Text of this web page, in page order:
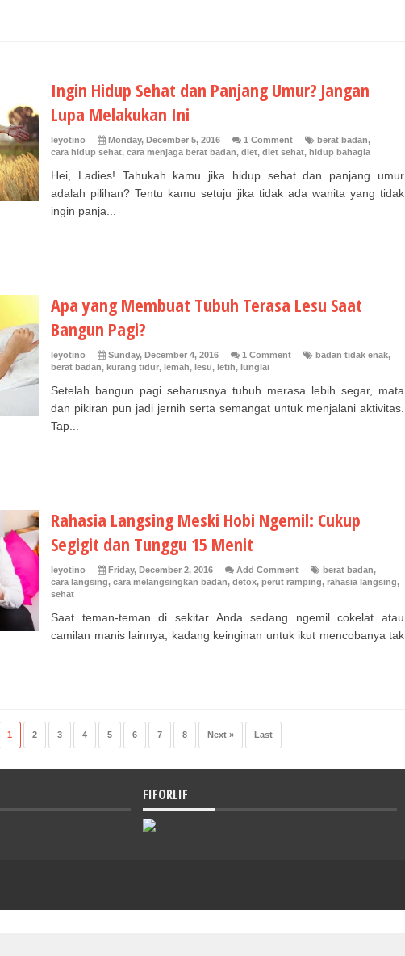
Ingin Hidup Sehat dan Panjang Umur? Jangan
Lupa Melakukan Ini
leyotino Monday, December 5, 2016 1 Comment berat badan,
cara hidup sehat, cara menjaga berat badan, diet, diet sehat, hidup bahagia
Hei, Ladies! Tahukah kamu jika hidup sehat dan panjang umur
adalah pilihan? Tentu kamu setuju jika tidak ada wanita yang tidak
ingin panja...
Apa yang Membuat Tubuh Terasa Lesu Saat
Bangun Pagi?
leyotino Sunday, December 4, 2016 1 Comment badan tidak enak,
berat badan, kurang tidur, lemah, lesu, letih, lunglai
Setelah bangun pagi seharusnya tubuh merasa lebih segar, mata
dan pikiran pun jadi jernih serta semangat untuk menjalani aktivitas.
Tap...
Rahasia Langsing Meski Hobi Ngemil: Cukup
Segigit dan Tunggu 15 Menit
leyotino Friday, December 2, 2016 Add Comment berat badan,
cara langsing, cara melangsingkan badan, detox, perut ramping, rahasia langsing,
sehat
Saat teman-teman di sekitar Anda sedang ngemil cokelat atau
camilan manis lainnya, kadang keinginan untuk ikut mencobanya tak
1 2 3 4 5 6 7 8 Next » Last
FIFORLIF